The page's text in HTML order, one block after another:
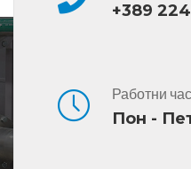
+389
Работни
Пон -
Акумулација